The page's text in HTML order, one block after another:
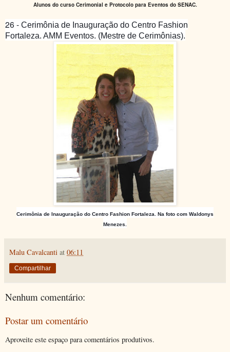
Alunos do curso Cerimonial e Protocolo para Eventos do SENAC.
26 - Cerimônia de Inauguração do Centro Fashion
Fortaleza. AMM Eventos. (Mestre de Cerimônias).
Cerimônia de Inauguração do Centro Fashion Fortaleza. Na foto com Waldonys
Menezes.
Malu Cavalcanti at 06:11
Compartilhar
Nenhum comentário:
Postar um comentário
Aproveite este espaço para comentários produtivos.